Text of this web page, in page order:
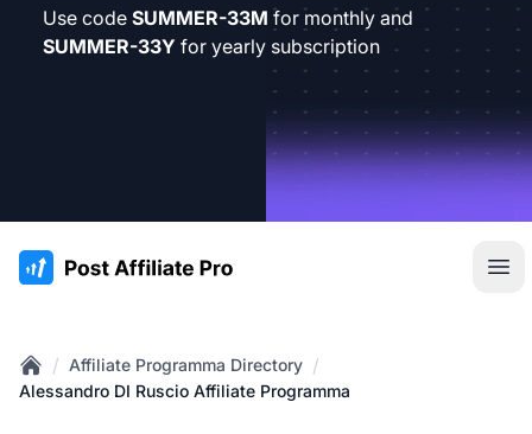
Use code SUMMER-33M for monthly and
SUMMER-33Y for yearly subscription
:site.title
Home
/ Affiliate Programma Directory /
Alessandro DI Ruscio Affiliate Programma